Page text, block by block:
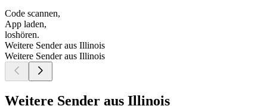
Code scannen,
App laden,
loshören.
Weitere Sender aus Illinois
Weitere Sender aus Illinois
Weitere Sender aus Illinois